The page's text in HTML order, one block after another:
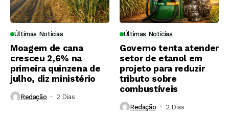
Últimas Notícias
Moagem de cana
cresceu 2,6% na
primeira quinzena de
julho, diz ministério
Redação 2 Dias ⁮
Últimas Notícias
Governo tenta atender
setor de etanol em
projeto para reduzir
tributo sobre
combustíveis
Redação 2 Dias ⁮